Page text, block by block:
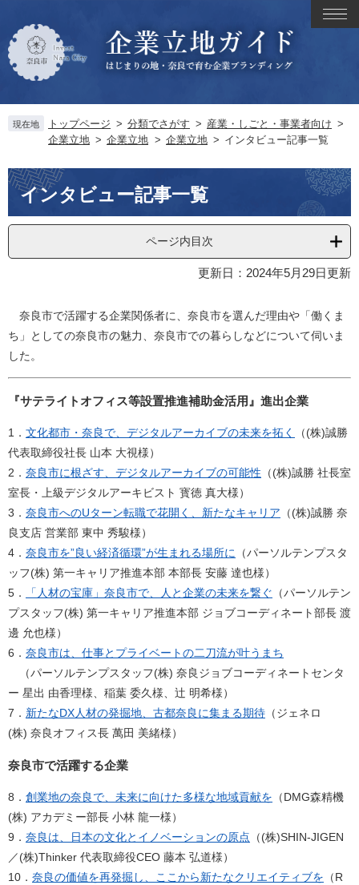
ジ
の
ュ
ー
文
現在地 トップページ > 分類でさがす > 産業・しごと・事業者向け >
企業立地 > 企業立地 > 企業立地 > インタビュー記事一覧
本
文インタビュー記事一覧
ページ内目次
更新日：2024年5月29日更新
奈良市で活躍する企業関係者に、奈良市を選んだ理由や「働くま
ち」としての奈良市の魅力、奈良市での暮らしなどについて伺いま
した。
『サテライトオフィス等設置推進補助金活用』進出企業
1． 文化都市・奈良で、デジタルアーカイブの未来を拓く
（(株)誠勝
代表取締役社長 山本 大視様）
2． 奈良市に根ざす、デジタルアーカイブの可能性 （(株)誠勝 社長室
室長・上級デジタルアーキビスト 寳徳 真大様）​
3． 奈良市へのUターン転職で花開く、新たなキャリア （(株)誠勝 奈
良支店 営業部 東中 秀駿様）​
4． 奈良市を”良い経済循環”が生まれる場所に （パーソルテンプスタ
ッフ(株) 第一キャリア推進本部 本部長 安藤 達也様）​​
5．
「人材の宝庫」奈良市で、人と企業の未来を繋ぐ （パーソルテン
プスタッフ(株) 第一キャリア推進本部 ジョブコーディネート部長 渡
邊 允也様）​
6．​​ 奈良市は、仕事とプライベートの二刀流が叶うまち
（パーソルテンプスタッフ(株) 奈良ジョブコーディネートセンタ
ー 星出 由香理様、稲葉 委久様、辻 明希様）​
7． 新たなDX人材の発掘地、古都奈良に集まる期待 （ジェネロ
(株) 奈良オフィス長 萬田 美緒様）​
奈良市で活躍する企業
8． 創業地の奈良で、未来に向けた多様な地域貢献を （DMG森精機
(株) アカデミー部長 小林 龍一様）
9． 奈良は、日本の文化とイノベーションの原点 （(株)SHIN-JIGEN
／(株)Thinker 代表取締役CEO 藤本 弘道様）
10． 奈良の価値を再発掘し、ここから新たなクリエイティブを （R